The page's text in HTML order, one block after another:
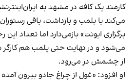
کارمند یک کافه در مشهد به
می‌کند با پلمب و بازداشت، باقی
برگزاری ایونت» بازمی‌دارد اما تعداد این
می‌شود و در نهایت حتی پلمب هم
از چشمش در می‌رود.
او افزود: «غول از چراغ جادو بیرون